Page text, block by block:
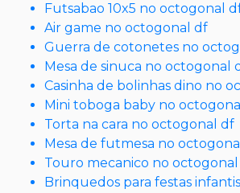
Futsabao 10x5 no octogonal
Air game no octogonal df
Guerra de cotonetes no
Mesa de sinuca no octogonal
Casinha de bolinhas dino no
Mini toboga baby no
Torta na cara no octogonal df
Mesa de futmesa no
Touro mecanico no
Brinquedos para festas